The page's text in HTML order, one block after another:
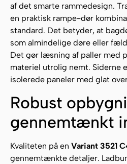
af det smarte rammedesign.
en praktisk rampe-dør
standard. Det betyder, at
som almindelige døre eller
Det gør læsning af paller med
materiel utrolig nemt. Siderne
isolerede paneler med glat
Robust
gennemtænkt
Kvaliteten på en Variant 3521
gennemtænkte detaljer.